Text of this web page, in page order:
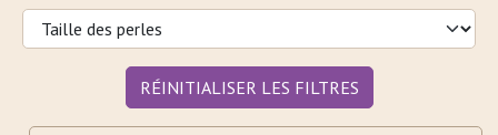
RÉINITIALISER LES FILTRES